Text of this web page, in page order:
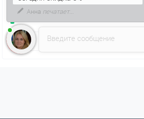
Введите сообщение
сегодня скидка 5%